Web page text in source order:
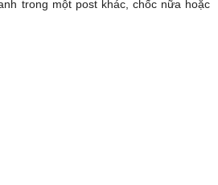
trong một post khác, chốc nữa hoặc